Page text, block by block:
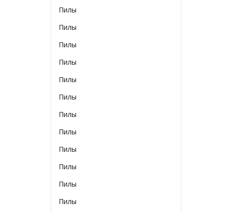
Пилы
Пилы
Пилы
Пилы
Пилы
Пилы
Пилы
Пилы
Пилы
Пилы
Пилы
Пилы